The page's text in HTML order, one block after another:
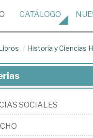
(CURRENT)
CATÁLOGO
Historia y Ciencias
SOCIALES